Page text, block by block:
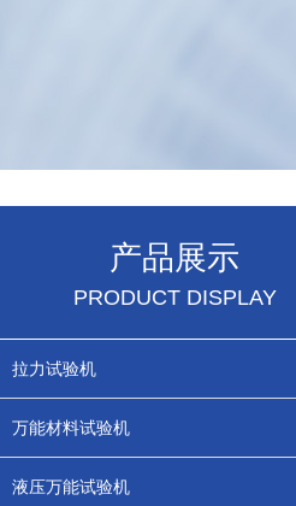
产品展示
PRODUCT DISPLAY
拉力试验机
万能材料试验机
液压万能试验机